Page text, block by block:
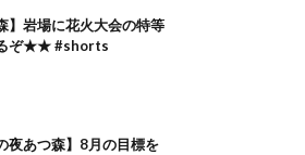
】岩場に花火大会の特等
ぞ★★ #shorts
夜あつ森】8月の目標を